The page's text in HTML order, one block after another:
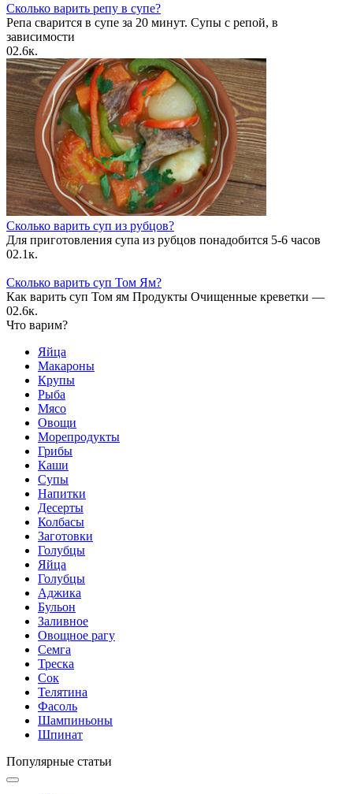
Сколько варить репу в супе?
Репа сварится в супе за 20 минут. Супы с репой, в
зависимости
02.6к.
Сколько варить суп из рубцов?
Для приготовления супа из рубцов понадобится 5-6 часов
02.1к.
Сколько варить суп Том Ям?
Как варить суп Том ям Продукты Очищенные креветки —
02.6к.
Что варим?
Яйца
Макароны
Крупы
Рыба
Мясо
Овощи
Морепродукты
Грибы
Каши
Супы
Напитки
Десерты
Колбасы
Заготовки
Голубцы
Яйца
Голубцы
Аджика
Бульон
Заливное
Овощное рагу
Семга
Треска
Сок
Телятина
Фасоль
Шампиньоны
Шпинат
Популярные статьи